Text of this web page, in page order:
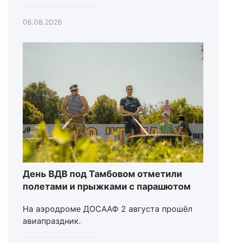
06.08.2026
День ВДВ под Тамбовом отметили
полетами и прыжками с парашютом
На аэродроме ДОСААФ 2 августа прошёл
авиапраздник.